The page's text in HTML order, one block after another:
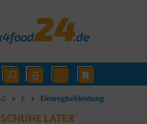
E Einwegbekleidung
LATEX